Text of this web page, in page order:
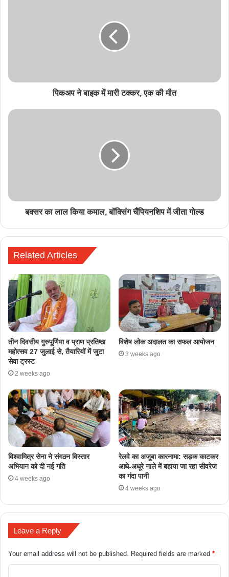
पिकअप ने बाइक में मारी टक्कर, एक की मौत
बक्सर का लाल किया कमाल, बॉक्सिंग चैंपियनशिप में जीता गोल्ड
Related Articles
तीन दिवसीय गुरुपूर्णिमा व प्राण प्रतिष्ठा
महोत्सव 27 जुलाई से, तैयारियों में जुटा
सेवा ट्रस्ट
2 weeks ago
विशेष लोक अदालत का सफल आयोजन
3 weeks ago
​विश्वामित्र सेना ने संगठन विस्तार
अभियान को दी नई गति
4 weeks ago
रेलवे का अजूबा कारनामा: सड़क काटकर
आधे-अधूरे नाले में बहाया जा रहा सीवरेज
का गंदा पानी
4 weeks ago
Leave a Reply
Your email address will not be published. Required fields are marked *